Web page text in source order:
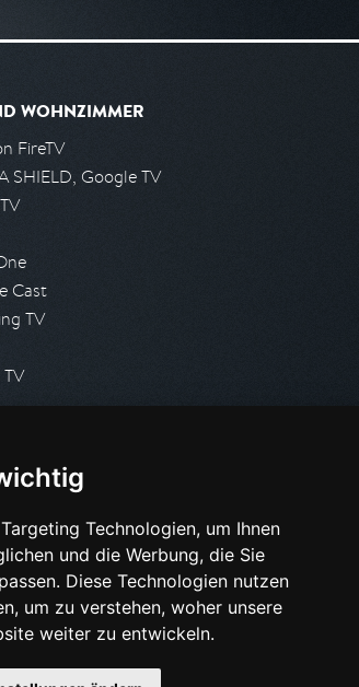
Technologien, um Ihnen
und die Werbung, die Sie
Diese Technologien nutzen
um zu verstehen, woher unsere
weiter zu entwickeln.
WOHNZIMMER
FireTV
SHIELD, Google TV
Cast
TV
stellen
SUPPORT
gestellte Fragen
stellen